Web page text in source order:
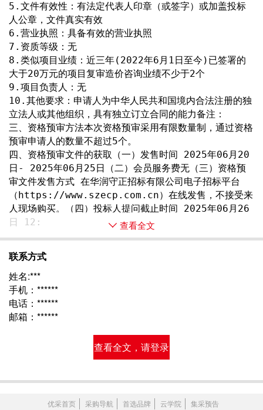
5.文件有效性：有法定代表人印章（或签字）或加盖投标
人公章，文件真实有效
6.营业执照：具备有效的营业执照
7.资质等级：无
8.类似项目业绩：近三年(2022年6月1日至今)已签署的
大于20万元的项目复审造价咨询业绩不少于2个
9.项目负责人：无
10.其他要求：申请人为中华人民共和国境内合法注册的独
立法人或其他组织，具有独立订立合同的能力备注：
三、资格预审方法本次资格预审采用有限数量制，通过资格
预审申请人的数量不超过5个。
四、资格预审文件的获取（一）发售时间 2025年06月20
日- 2025年06月25日（二）会员服务费无（三）资格预
审文件发售方式 在华润守正招标有限公司电子招标平台
（https://www.szecp.com.cn）在线发售，不接受来
人现场购买。（四）投标人提问截止时间 2025年06月26
日 12:
查看全文
联系方式
姓名:***
手机：******
电话：******
邮箱：******
查看全文，请登录
优采首页 采购导航 首选品牌 云学院 集采预告